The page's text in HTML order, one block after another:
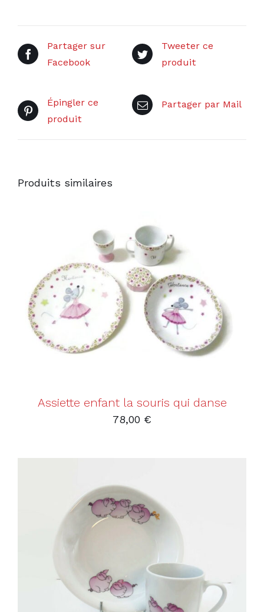
Partager sur
Facebook
Tweeter ce
produit
Épingler ce
produit
Partager par Mail
Produits similaires
AJOUTER AU PANIER DÉTAILS
Assiette enfant la souris qui danse
78,00 €
AJOUTER AU PANIER / DÉTAILS